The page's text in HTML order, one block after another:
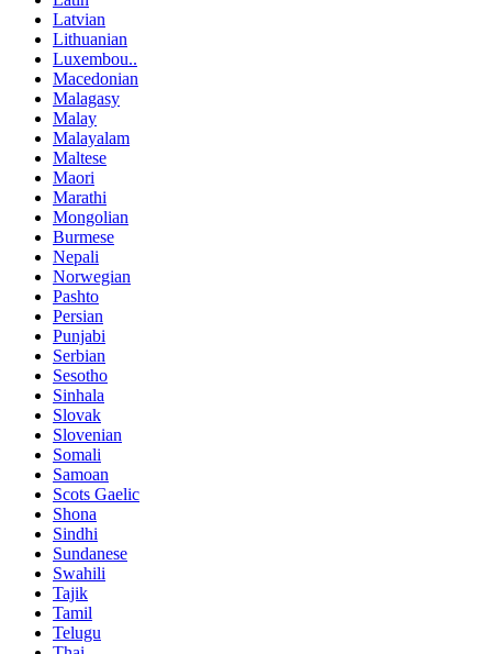
Latvian
Lithuanian
Luxembou..
Macedonian
Malagasy
Malay
Malayalam
Maltese
Maori
Marathi
Mongolian
Burmese
Nepali
Norwegian
Pashto
Persian
Punjabi
Serbian
Sesotho
Sinhala
Slovak
Slovenian
Somali
Samoan
Scots Gaelic
Shona
Sindhi
Sundanese
Swahili
Tajik
Tamil
Telugu